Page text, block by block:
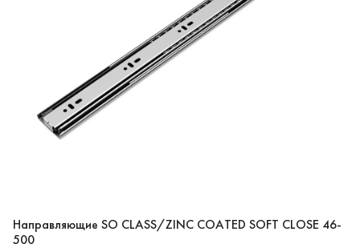
Направляющие SO CLASS/ZINC COATED SOFT CLOSE 46-
500